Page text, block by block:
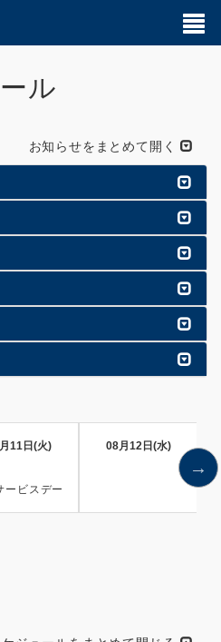
ル
お知らせをまとめて開く
11日(火)
ービスデー
08月12日(水)